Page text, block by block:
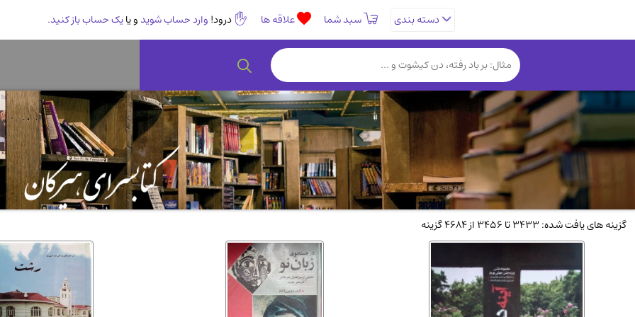
دسته بندی سبد شما علاقه ها درود! وارد حساب شوید و یایک حساب باز کنید.
رمان و داستان ایرانی
انگلیسی و زبان خارجی
کتب نادر و کمیاب(19) روانشناسی(112) طب
فلسفه و جامعه شناسی(151) ادبیات و شعر(511)
دانشگاهی و آموزشی(534) اقتصادی، بازاریابی و مالی(56)
پزشکی (140)
ورزشی و تربیت بدنی
آشپزی و خوراکی(25)
سیاسی
(116)
کتاب های مصور رنگی و گلاسه(23) عرفانی و سلوک(45)
علوم غریبه و شهودی(16)
سینما و فیلم(54) کتاب های قدیمی دینی و مذهبی
زندگینامه شهدا(9) کتاب چاپ سنگی و کتاب خطی قدیمی
گزینه های یافت شده: 3433 تا 3456 از 4684 گزینه